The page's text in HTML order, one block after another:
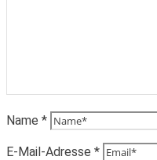
Name *
E-Mail-Adresse *